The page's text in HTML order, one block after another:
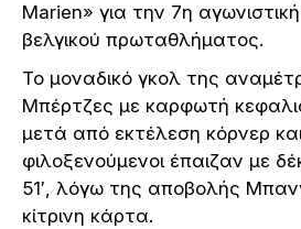
Marien» για την 7η
βελγικού πρωταθλήματος.
Το μοναδικό γκολ της
Μπέρτζες με καρφωτή
μετά από εκτέλεση κόρνερ
φιλοξενούμενοι έπαιζαν με
51′, λόγω της αποβολής
κίτρινη κάρτα.